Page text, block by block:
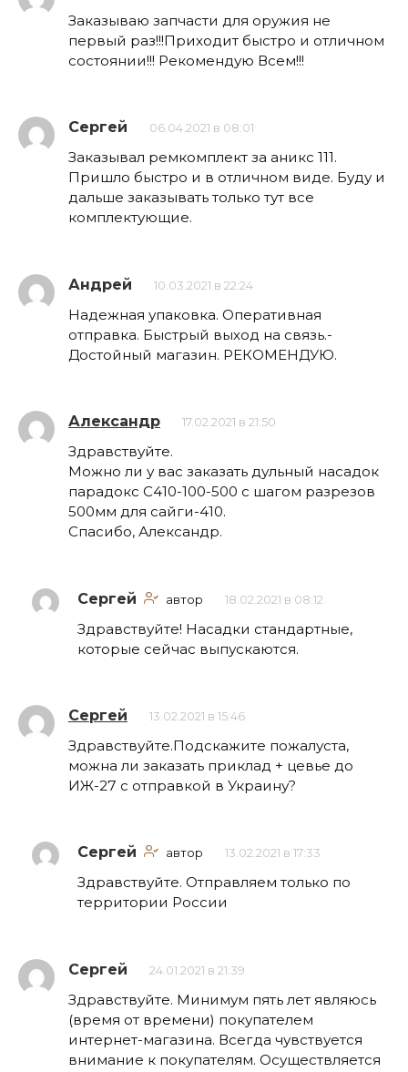
Заказываю запчасти для оружия не
первый раз!!!Приходит быстро и отличном
состоянии!!! Рекомендую Всем!!!
Сергей 06.04.2021 в 08:01
Заказывал ремкомплект за аникс 111.
Пришло быстро и в отличном виде. Буду и
дальше заказывать только тут все
комплектующие.
Андрей 10.03.2021 в 22:24
Надежная упаковка. Оперативная
отправка. Быстрый выход на связь.-
Достойный магазин. РЕКОМЕНДУЮ.
Александр 17.02.2021 в 21:50
Здравствуйте.
Можно ли у вас заказать дульный насадок
парадокс С410-100-500 с шагом разрезов
500мм для сайги-410.
Спасибо, Александр.
Сергей автор 18.02.2021 в 08:12
Здравствуйте! Насадки стандартные,
которые сейчас выпускаются.
Сергей 13.02.2021 в 15:46
Здравствуйте.Подскажите пожалуста,
можна ли заказать приклад + цевье до
ИЖ-27 с отправкой в Украину?
Сергей автор 13.02.2021 в 17:33
Здравствуйте. Отправляем только по
территории России
Сергей 24.01.2021 в 21:39
Здравствуйте. Минимум пять лет являюсь
(время от времени) покупателем
интернет-магазина. Всегда чувствуется
внимание к покупателям. Осуществляется